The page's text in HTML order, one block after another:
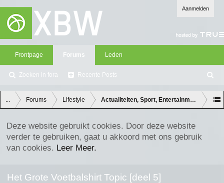
Aanmelden
Frontpage Forums
Zoeken in fora Recente Posts
Leden
oe
ke
n
... Forums Lifestyle Actualiteiten, Sport, Entertainment en
Deze website gebruikt cookies. Door deze website
verder te gebruiken, gaat u akkoord met ons gebruik
van cookies. Leer Meer.
Het Grote Voetbalshirt Topic [deel 5]